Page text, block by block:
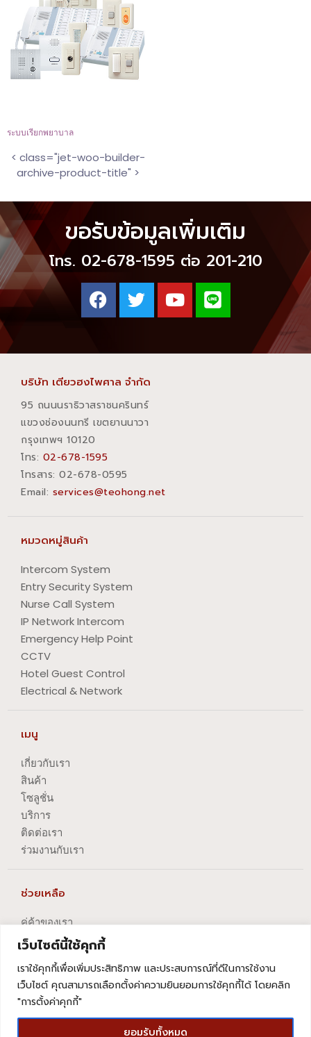
เว็บไซต์นี้ใช้คุกกี้
เราใช้คุกกี้เพื่อเพิ่มประสิทธิภาพ และประสบการณ์ที่ดีในการใช้งาน
เว็บไซต์ คุณสามารถเลือกตั้งค่าความยินยอมการใช้คุกกี้ได้ โดยคลิก
"การตั้งค่าคุกกี้"
ยอมรับทั้งหมด
ระบบเรียกพยาบาล
< class="jet-woo-builder-
archive-product-title" >
ขอรับข้อมูลเพิ่มเติม
โทร. 02-678-1595 ต่อ 201-210
บริษัท เตียวฮงไพศาล จำกัด
95 ถนนนราธิวาสราชนครินทร์
แขวงช่องนนทรี เขตยานนาวา
กรุงเทพฯ 10120
โทร: 02-678-1595
โทรสาร:​ 02-678-0595
Email: services@teohong.net
หมวดหมู่สินค้า
Intercom System
Entry Security System
Nurse Call System
IP Network Intercom
Emergency Help Point
CCTV
Hotel Guest Control
Electrical & Network
เมนู
เกี่ยวกับเรา
สินค้า
โซลูชั่น
บริการ
ติดต่อเรา
ร่วมงานกับเรา
ช่วยเหลือ
คู่ค้าของเรา
นโยบายความเป็นส่วนตัว
นโยบายการปัญหาข้อร้องเรียน
นโยบายการยกเลิกบริการ